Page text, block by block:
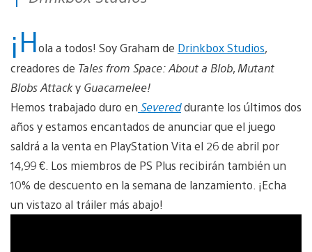
¡Hola a todos! Soy Graham de Drinkbox Studios,
creadores de Tales from Space:About a Blob, Mutant
Blobs Attacky Guacamelee!
Hemos trabajado duro en Severeddurante los últimos dos
años y estamos encantados de anunciar que el juego
saldrá a la venta en PlayStation Vita el 26 de abril por
14,99 €. Los miembros de PS Plus recibirán también un
10% de descuento en la semana de lanzamiento. ¡Echa
un vistazo al tráiler más abajo!